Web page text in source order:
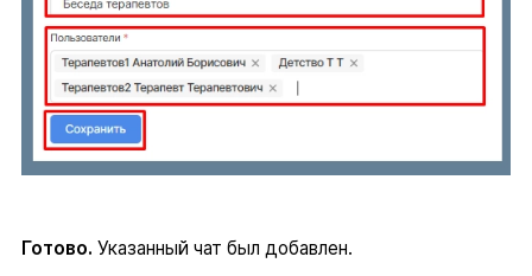
Готово. Указанный чат был добавлен.